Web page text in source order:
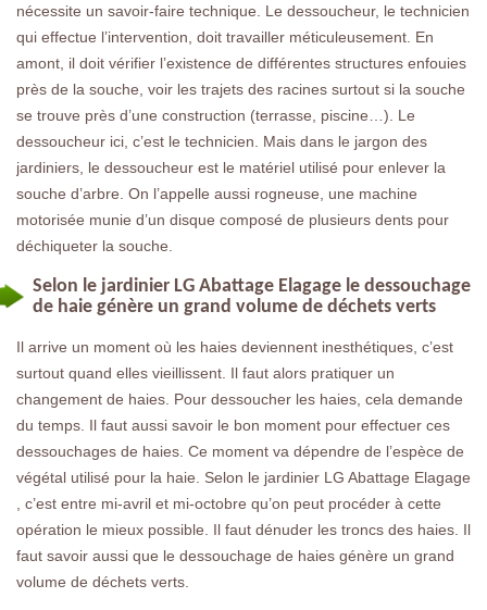
nécessite un savoir-faire technique. Le dessoucheur, le technicien
qui effectue l’intervention, doit travailler méticuleusement. En
amont, il doit vérifier l’existence de différentes structures enfouies
près de la souche, voir les trajets des racines surtout si la souche
se trouve près d’une construction (terrasse, piscine…). Le
dessoucheur ici, c’est le technicien. Mais dans le jargon des
jardiniers, le dessoucheur est le matériel utilisé pour enlever la
souche d’arbre. On l’appelle aussi rogneuse, une machine
motorisée munie d’un disque composé de plusieurs dents pour
déchiqueter la souche.
Selon le jardinier LG Abattage Elagage le dessouchage
de haie génère un grand volume de déchets verts
Il arrive un moment où les haies deviennent inesthétiques, c’est
surtout quand elles vieillissent. Il faut alors pratiquer un
changement de haies. Pour dessoucher les haies, cela demande
du temps. Il faut aussi savoir le bon moment pour effectuer ces
dessouchages de haies. Ce moment va dépendre de l’espèce de
végétal utilisé pour la haie. Selon le jardinier LG Abattage Elagage
, c’est entre mi-avril et mi-octobre qu’on peut procéder à cette
opération le mieux possible. Il faut dénuder les troncs des haies. Il
faut savoir aussi que le dessouchage de haies génère un grand
volume de déchets verts.